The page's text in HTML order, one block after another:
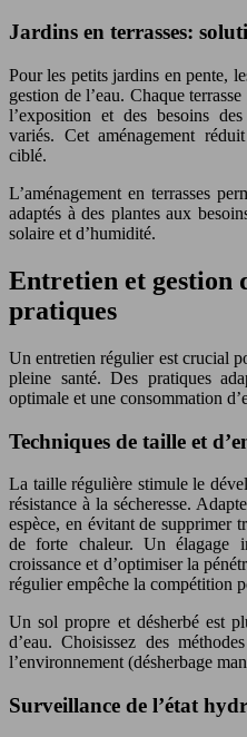
Jardins en terrasses:
Pour les petits jardins en pente,
gestion de l’eau. Chaque
l’exposition et des besoins
variés. Cet aménagement
ciblé.
L’aménagement en terrasses
adaptés à des plantes aux
solaire et d’humidité.
Entretien et gestion
pratiques
Un entretien régulier est crucial
pleine santé. Des pratiques
optimale et une consommation
Techniques de taille et
La taille régulière stimule le
résistance à la sécheresse.
espèce, en évitant de supprimer
de forte chaleur. Un élagage
croissance et d’optimiser la
régulier empêche la compétition
Un sol propre et désherbé est
d’eau. Choisissez des
l’environnement (désherbage
Surveillance de l’état